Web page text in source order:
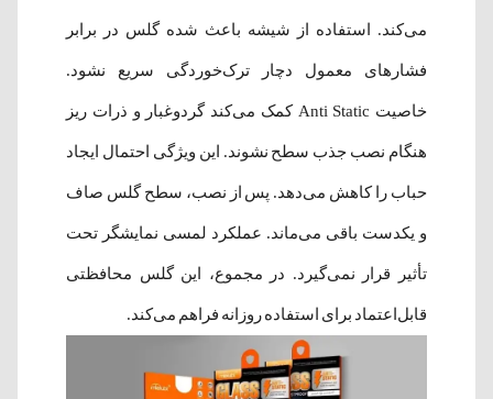
می‌کند. استفاده از شیشه باعث شده گلس در برابر
فشارهای معمول دچار ترک‌خوردگی سریع نشود.
خاصیت Anti Static کمک می‌کند گردوغبار و ذرات ریز
هنگام نصب جذب سطح نشوند. این ویژگی احتمال ایجاد
حباب را کاهش می‌دهد. پس از نصب، سطح گلس صاف
و یکدست باقی می‌ماند. عملکرد لمسی نمایشگر تحت
تأثیر قرار نمی‌گیرد. در مجموع، این گلس محافظتی
قابل‌اعتماد برای استفاده روزانه فراهم می‌کند.